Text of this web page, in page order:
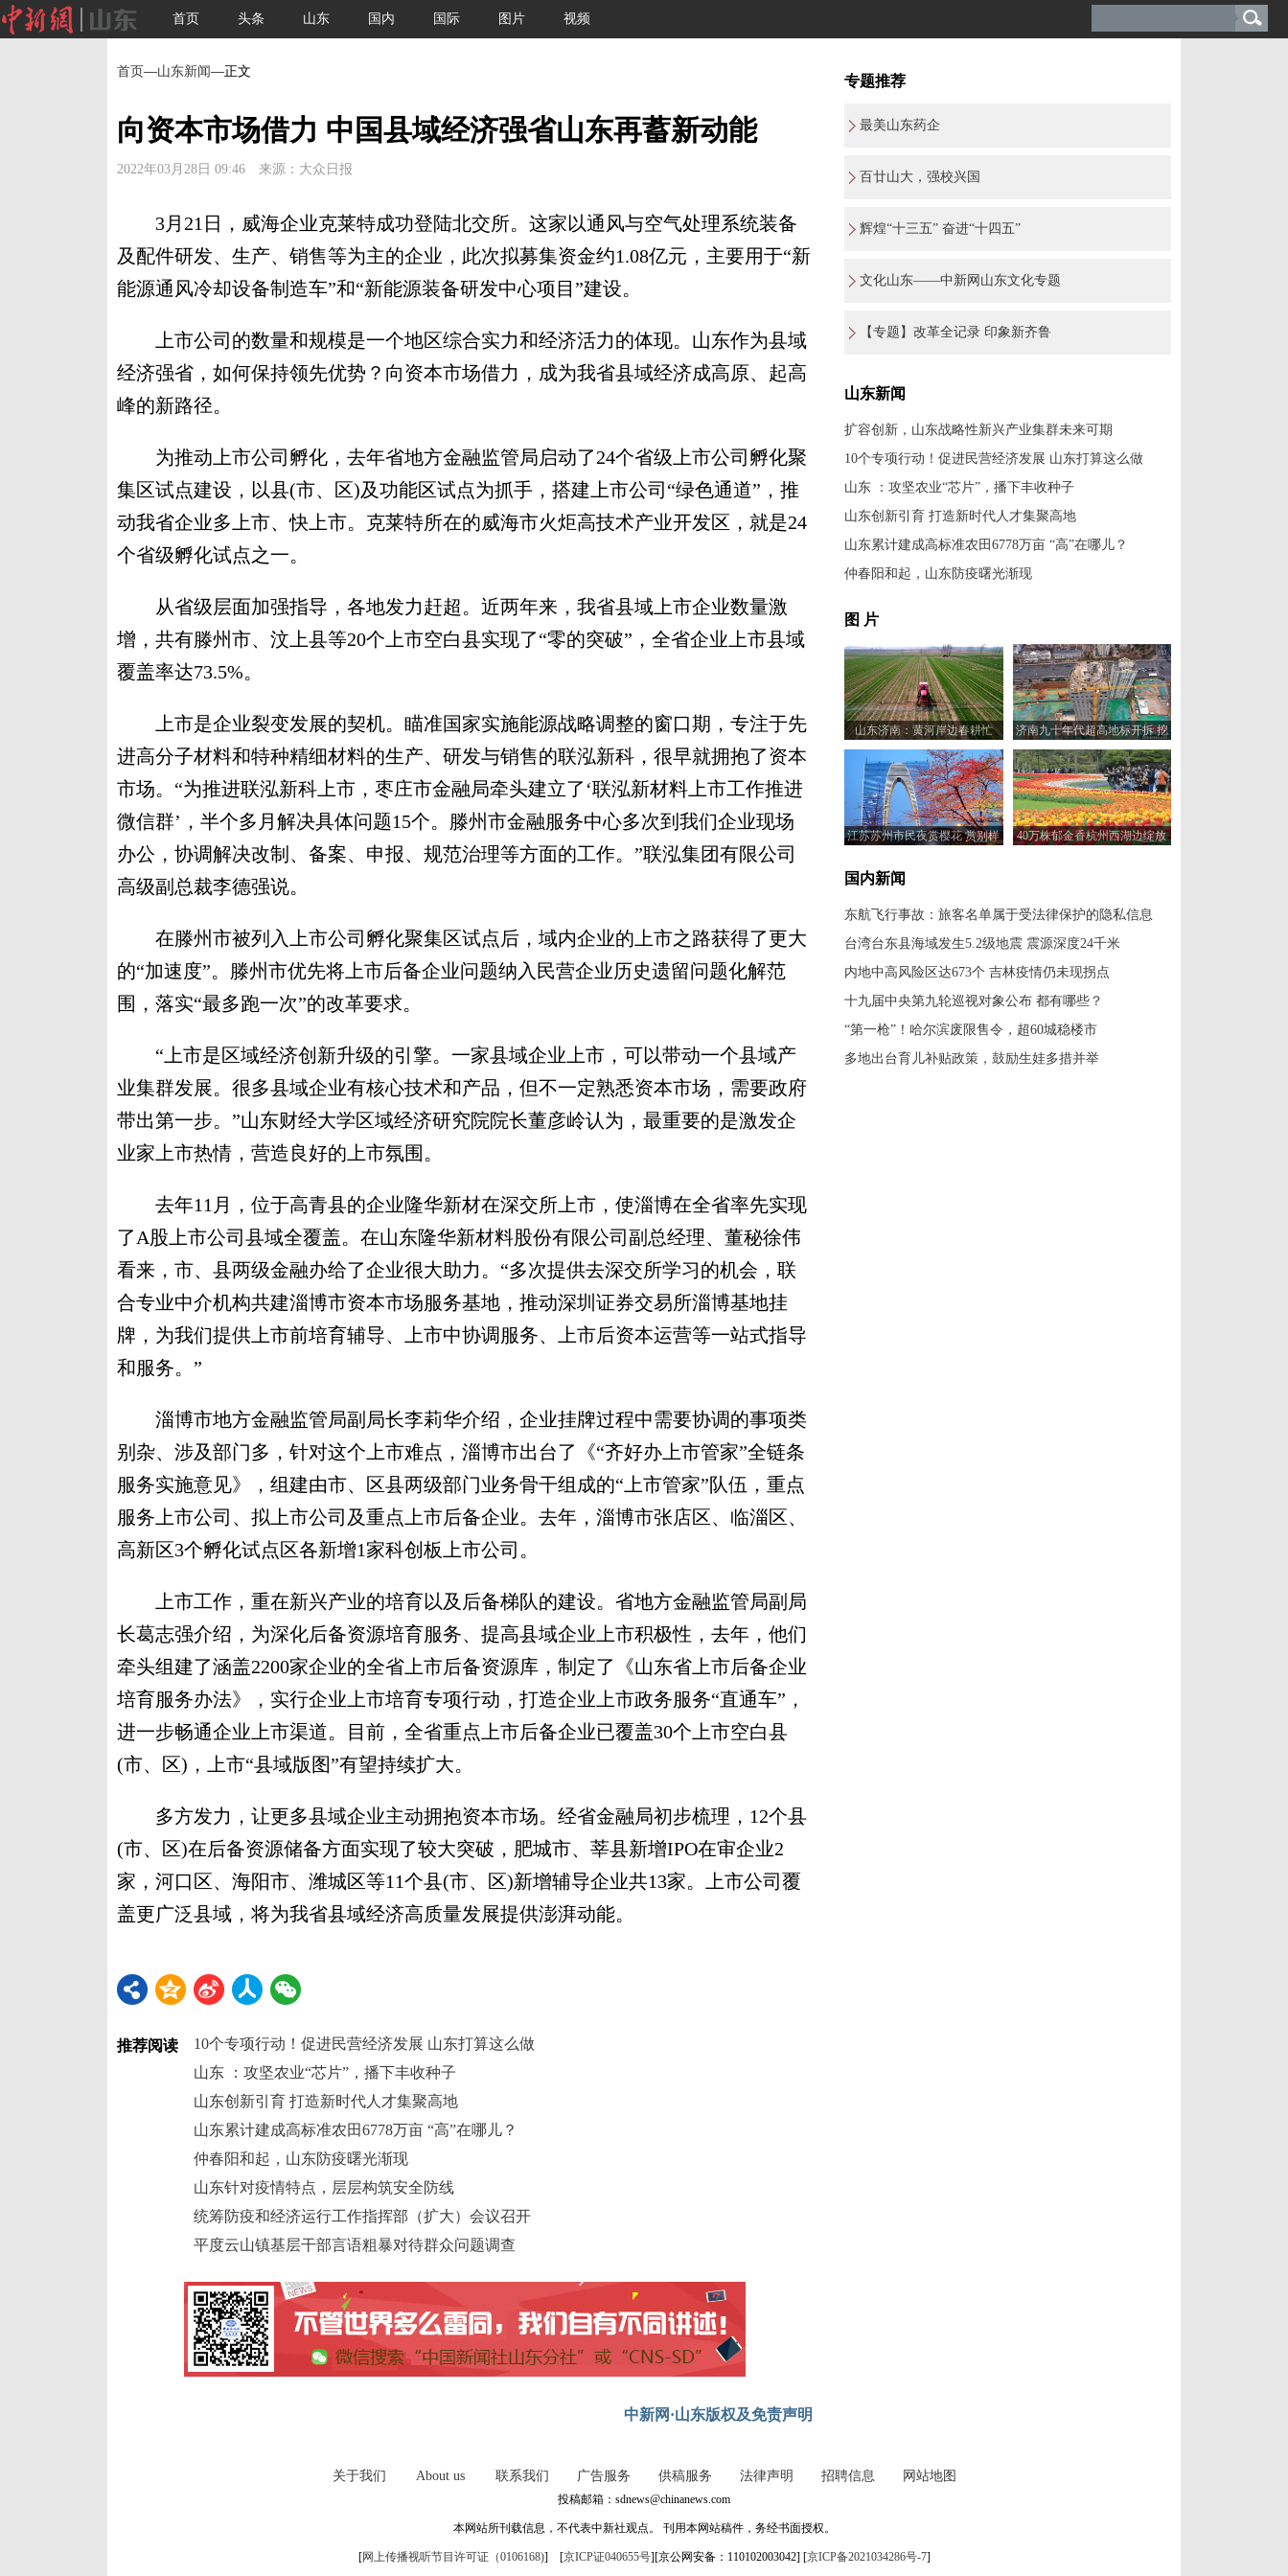
首页 头条 山东 国内 国际 图片 视频
首页—山东新闻—正文
向资本市场借力 中国县域经济强省山东再蓄新动能
2022年03月28日 09:46 来源：大众日报
3月21日，威海企业克莱特成功登陆北交所。这家以通风与空气处理系统装备
及配件研发、生产、销售等为主的企业，此次拟募集资金约1.08亿元，主要用于“新
能源通风冷却设备制造车”和“新能源装备研发中心项目”建设。
上市公司的数量和规模是一个地区综合实力和经济活力的体现。山东作为县域
经济强省，如何保持领先优势？向资本市场借力，成为我省县域经济成高原、起高
峰的新路径。
为推动上市公司孵化，去年省地方金融监管局启动了24个省级上市公司孵化聚
集区试点建设，以县(市、区)及功能区试点为抓手，搭建上市公司“绿色通道”，推
动我省企业多上市、快上市。克莱特所在的威海市火炬高技术产业开发区，就是24
个省级孵化试点之一。
从省级层面加强指导，各地发力赶超。近两年来，我省县域上市企业数量激
增，共有滕州市、汶上县等20个上市空白县实现了“零的突破”，全省企业上市县域
覆盖率达73.5%。
上市是企业裂变发展的契机。瞄准国家实施能源战略调整的窗口期，专注于先
进高分子材料和特种精细材料的生产、研发与销售的联泓新科，很早就拥抱了资本
市场。“为推进联泓新科上市，枣庄市金融局牵头建立了‘联泓新材料上市工作推进
微信群’，半个多月解决具体问题15个。滕州市金融服务中心多次到我们企业现场
办公，协调解决改制、备案、申报、规范治理等方面的工作。”联泓集团有限公司
高级副总裁李德强说。
在滕州市被列入上市公司孵化聚集区试点后，域内企业的上市之路获得了更大
的“加速度”。滕州市优先将上市后备企业问题纳入民营企业历史遗留问题化解范
围，落实“最多跑一次”的改革要求。
“上市是区域经济创新升级的引擎。一家县域企业上市，可以带动一个县域产
业集群发展。很多县域企业有核心技术和产品，但不一定熟悉资本市场，需要政府
带出第一步。”山东财经大学区域经济研究院院长董彦岭认为，最重要的是激发企
业家上市热情，营造良好的上市氛围。
去年11月，位于高青县的企业隆华新材在深交所上市，使淄博在全省率先实现
了A股上市公司县域全覆盖。在山东隆华新材料股份有限公司副总经理、董秘徐伟
看来，市、县两级金融办给了企业很大助力。“多次提供去深交所学习的机会，联
合专业中介机构共建淄博市资本市场服务基地，推动深圳证券交易所淄博基地挂
牌，为我们提供上市前培育辅导、上市中协调服务、上市后资本运营等一站式指导
和服务。”
淄博市地方金融监管局副局长李莉华介绍，企业挂牌过程中需要协调的事项类
别杂、涉及部门多，针对这个上市难点，淄博市出台了《“齐好办上市管家”全链条
服务实施意见》，组建由市、区县两级部门业务骨干组成的“上市管家”队伍，重点
服务上市公司、拟上市公司及重点上市后备企业。去年，淄博市张店区、临淄区、
高新区3个孵化试点区各新增1家科创板上市公司。
上市工作，重在新兴产业的培育以及后备梯队的建设。省地方金融监管局副局
长葛志强介绍，为深化后备资源培育服务、提高县域企业上市积极性，去年，他们
牵头组建了涵盖2200家企业的全省上市后备资源库，制定了《山东省上市后备企业
培育服务办法》，实行企业上市培育专项行动，打造企业上市政务服务“直通车”，
进一步畅通企业上市渠道。目前，全省重点上市后备企业已覆盖30个上市空白县
(市、区)，上市“县域版图”有望持续扩大。
多方发力，让更多县域企业主动拥抱资本市场。经省金融局初步梳理，12个县
(市、区)在后备资源储备方面实现了较大突破，肥城市、莘县新增IPO在审企业2
家，河口区、海阳市、潍城区等11个县(市、区)新增辅导企业共13家。上市公司覆
盖更广泛县域，将为我省县域经济高质量发展提供澎湃动能。
推荐阅读
10个专项行动！促进民营经济发展 山东打算这么做
山东 ：攻坚农业“芯片”，播下丰收种子
山东创新引育 打造新时代人才集聚高地
山东累计建成高标准农田6778万亩 “高”在哪儿？
仲春阳和起，山东防疫曙光渐现
山东针对疫情特点，层层构筑安全防线
统筹防疫和经济运行工作指挥部（扩大）会议召开
平度云山镇基层干部言语粗暴对待群众问题调查
中新网·山东版权及免责声明
专题推荐
最美山东药企
百廿山大，强校兴国
辉煌“十三五” 奋进“十四五”
文化山东——中新网山东文化专题
【专题】改革全记录 印象新齐鲁
山东新闻
扩容创新，山东战略性新兴产业集群未来可期
10个专项行动！促进民营经济发展 山东打算这么做
山东 ：攻坚农业“芯片”，播下丰收种子
山东创新引育 打造新时代人才集聚高地
山东累计建成高标准农田6778万亩 “高”在哪儿？
仲春阳和起，山东防疫曙光渐现
图 片
山东济南：黄河岸边春耕忙
济南九十年代超高地标开拆 挖
掘机157米楼顶作业
江苏苏州市民夜赏樱花 赏别样
40万株郁金香杭州西湖边绽放
国内新闻
东航飞行事故：旅客名单属于受法律保护的隐私信息
台湾台东县海域发生5.2级地震 震源深度24千米
内地中高风险区达673个 吉林疫情仍未现拐点
十九届中央第九轮巡视对象公布 都有哪些？
“第一枪”！哈尔滨废限售令，超60城稳楼市
多地出台育儿补贴政策，鼓励生娃多措并举
关于我们 About us 联系我们 广告服务 供稿服务 法律声明 招聘信息 网站地图
投稿邮箱：sdnews@chinanews.com
本网站所刊载信息，不代表中新社观点。 刊用本网站稿件，务经书面授权。
[网上传播视听节目许可证（0106168)] [京ICP证040655号][京公网安备：110102003042] [京ICP备2021034286号-7]